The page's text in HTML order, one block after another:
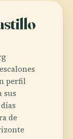
perfil
sus
de